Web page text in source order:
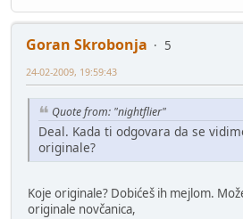
Goran Skrobonja
5
24-02-2009, 19:59:43
Quote from: "nightflier"
Deal. Kada ti odgovara da se
originale?
Koje originale? Dobićeš ih mejlom.
originale novčanica,